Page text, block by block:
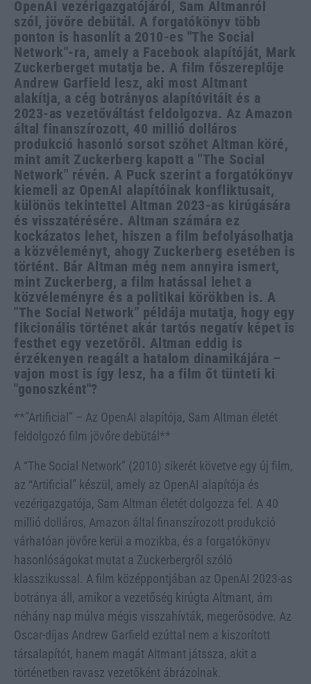
OpenAI vezérigazgatójáról, Sam Altmanról
szól, jövőre debütál. A forgatókönyv több
ponton is hasonlít a 2010-es "The Social
Network"-ra, amely a Facebook alapítóját, Mark
Zuckerberget mutatja be. A film főszereplője
Andrew Garfield lesz, aki most Altmant
alakítja, a cég botrányos alapítóvitáit és a
2023-as vezetőváltást feldolgozva. Az Amazon
által finanszírozott, 40 millió dolláros
produkció hasonló sorsot szőhet Altman köré,
mint amit Zuckerberg kapott a "The Social
Network" révén. A Puck szerint a forgatókönyv
kiemeli az OpenAI alapítóinak konfliktusait,
különös tekintettel Altman 2023-as kirúgására
és visszatérésére. Altman számára ez
kockázatos lehet, hiszen a film befolyásolhatja
a közvéleményt, ahogy Zuckerberg esetében is
történt. Bár Altman még nem annyira ismert,
mint Zuckerberg, a film hatással lehet a
közvéleményre és a politikai körökben is. A
"The Social Network" példája mutatja, hogy egy
fikcionális történet akár tartós negatív képet is
festhet egy vezetőről. Altman eddig is
érzékenyen reagált a hatalom dinamikájára –
vajon most is így lesz, ha a film őt tünteti ki
"gonoszként"?
**”Artificial” – Az OpenAI alapítója, Sam Altman életét
feldolgozó film jövőre debütál**
A “The Social Network” (2010) sikerét követve egy új film,
az “Artificial” készül, amely az OpenAI alapítója és
vezérigazgatója, Sam Altman életét dolgozza fel. A 40
millió dolláros, Amazon által finanszírozott produkció
várhatóan jövőre kerül a mozikba, és a forgatókönyv
hasonlóságokat mutat a Zuckerbergről szóló
klasszikussal. A film középpontjában az OpenAI 2023-as
botránya áll, amikor a vezetőség kirúgta Altmant, ám
néhány nap múlva mégis visszahívták, megerősödve. Az
Oscar-díjas Andrew Garfield ezúttal nem a kiszorított
társalapítót, hanem magát Altmant játssza, akit a
történetben ravasz vezetőként ábrázolnak.